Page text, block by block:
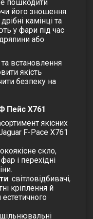
пошкодити
його зношення.
дрібні камінці та
у фари під час
або
встановлення
якість
безпеку на
Пейс Х761
якісних
F-Pace X761
скло,
і перехідні
: світловідбивачі,
кріплення й